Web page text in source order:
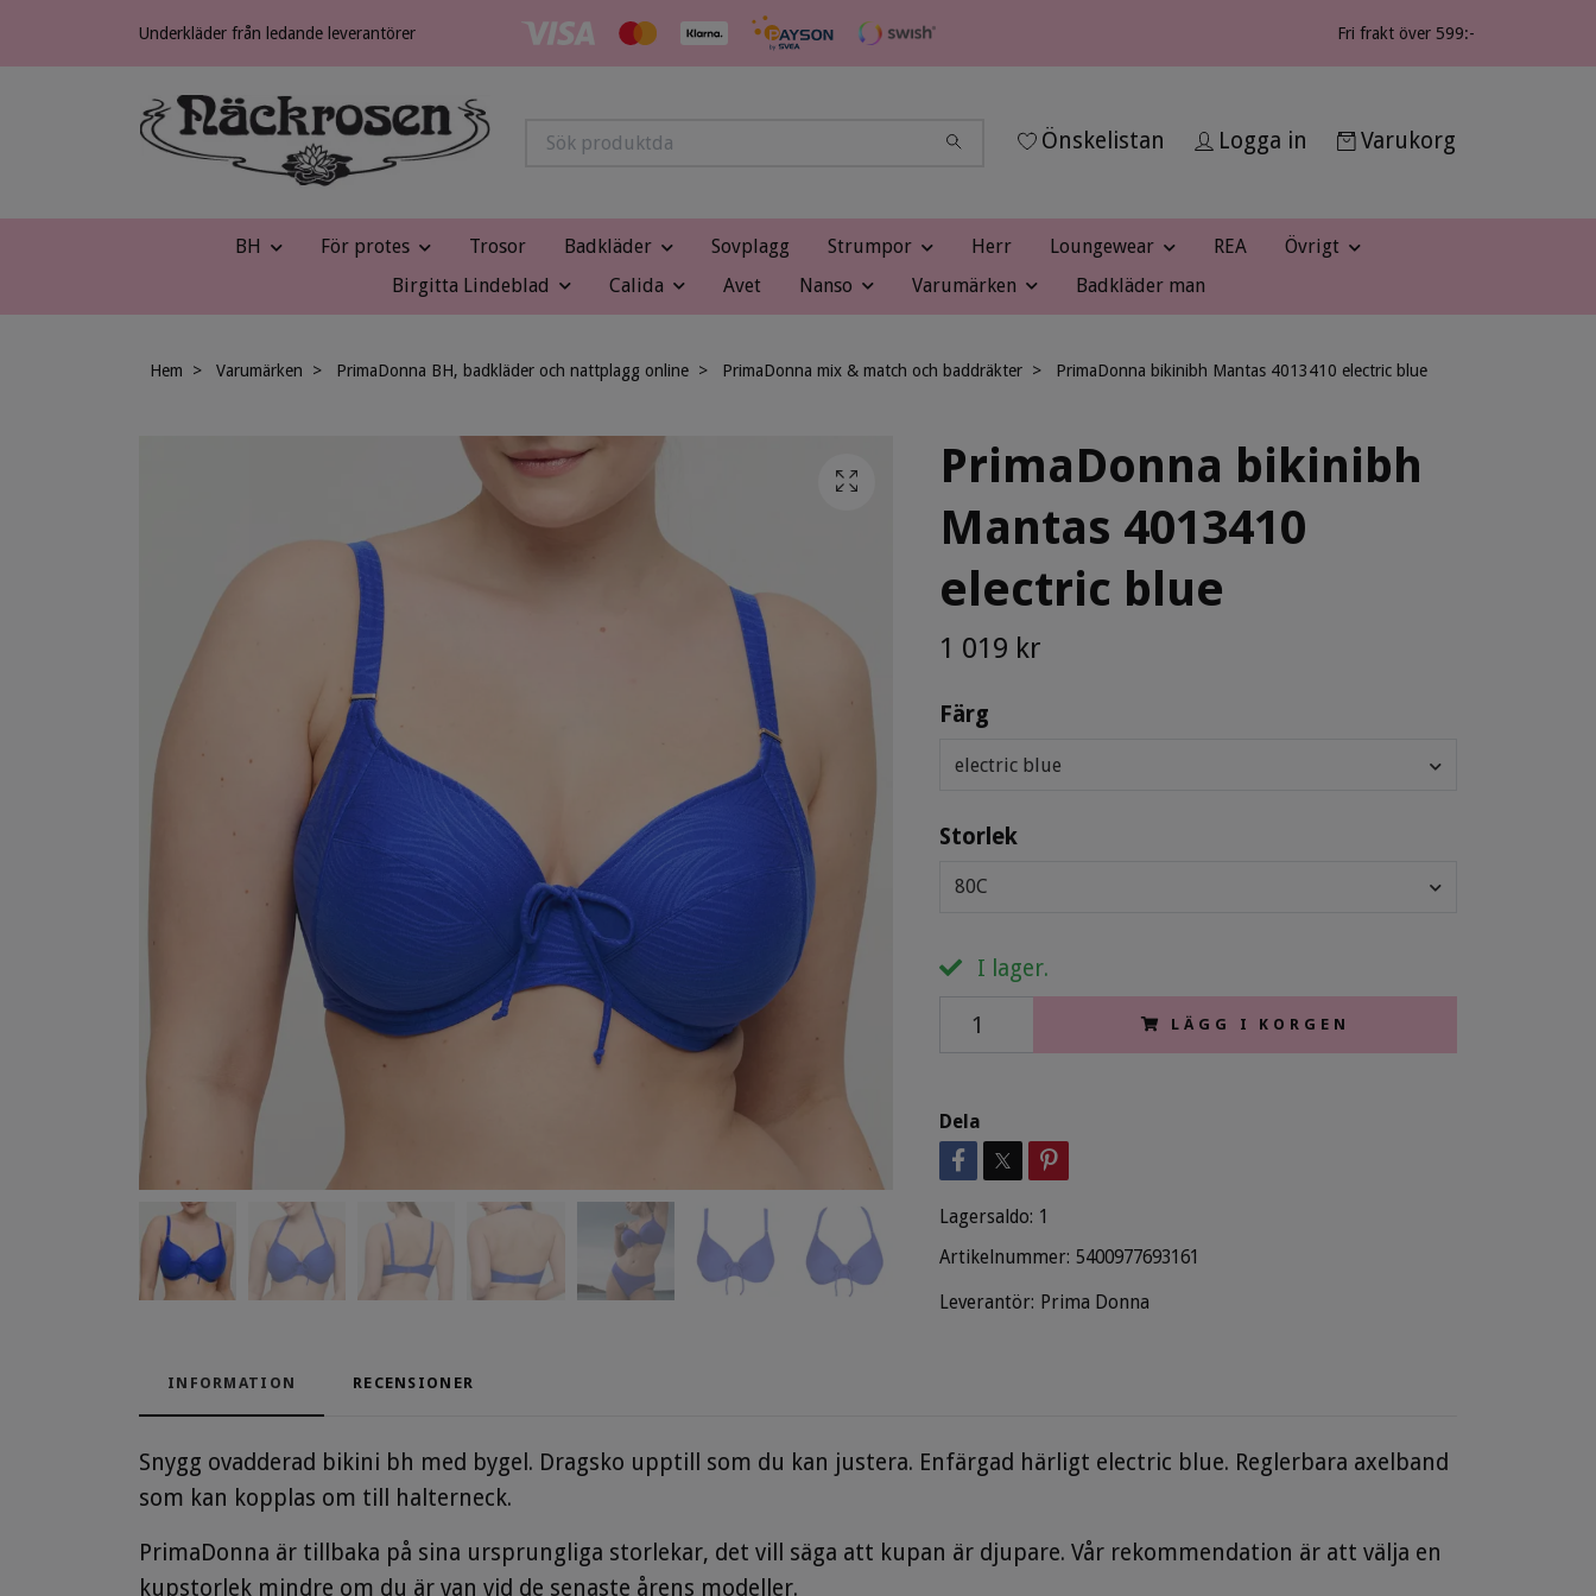
Underkläder från ledande leverantörer Fri frakt över 599:-
Önskelistan Logga in Varukorg
BH För protes Trosor Badkläder Sovplagg Strumpor Herr Loungewear REA
Övrigt
Birgitta Lindeblad
Calida Avet Nanso Varumärken Badkläder man
Hem Varumärken PrimaDonna BH, badkläder och nattplagg online PrimaDonna mix & match och baddräkter PrimaDonna bikinibh Mantas 4013410 electric blue
PrimaDonna bikinibh
Mantas 4013410
electric blue
1 019 kr
Färg
electric blue
Storlek
80C
I lager.
LÄGG I KORGEN
Dela
Lagersaldo: 1
Artikelnummer: 5400977693161
Leverantör: Prima Donna
INFORMATION RECENSIONER
Snygg ovadderad bikini bh med bygel. Dragsko upptill som du kan justera. Enfärgad härligt electric blue. Reglerbara axelband
som kan kopplas om till halterneck.
PrimaDonna är tillbaka på sina ursprungliga storlekar, det vill säga att kupan är djupare. Vår rekommendation är att välja en
kupstorlek mindre om du är van vid de senaste årens modeller.